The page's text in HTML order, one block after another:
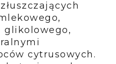
glikolowego,
cytrusowych.